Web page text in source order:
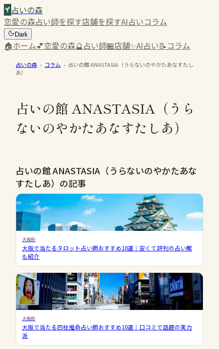
占いの森
恋愛の森占い師を探す店舗を探すAI占いコラム
Dark
🏠ホーム💕恋愛の森🔮占い師🏪店舗✨AI占い📝コラム
占いの森 › コラム › 占いの館 ANASTASIA（うらないのやかたあなすたし
あ）
占いの館 ANASTASIA（うら
ないのやかたあなすたしあ）
占いの館 ANASTASIA（うらないのやかたあな
すたしあ）の記事
大阪府
大阪で当たるタロット占い師おすすめ10選｜安くて評判の占い館
も紹介
大阪府
大阪で当たる四柱推命占い師おすすめ10選｜口コミで話題の実力
派